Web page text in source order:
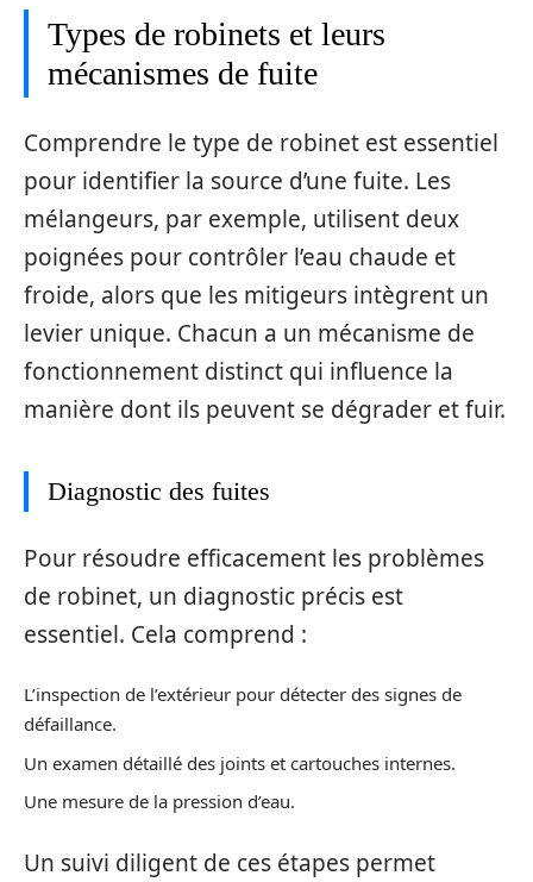
Types de robinets et leurs
mécanismes de fuite
Comprendre le type de robinet est essentiel
pour identifier la source d’une fuite. Les
mélangeurs, par exemple, utilisent deux
poignées pour contrôler l’eau chaude et
froide, alors que les mitigeurs intègrent un
levier unique. Chacun a un mécanisme de
fonctionnement distinct qui influence la
manière dont ils peuvent se dégrader et fuir.
Diagnostic des fuites
Pour résoudre efficacement les problèmes
de robinet, un diagnostic précis est
essentiel. Cela comprend :
L’inspection de l’extérieur pour détecter des signes de
défaillance.
Un examen détaillé des joints et cartouches internes.
Une mesure de la pression d’eau.
Un suivi diligent de ces étapes permet